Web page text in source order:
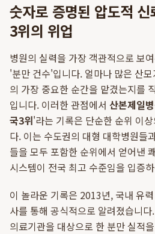
숫자로 증명된 압도적
3위의 위업
병원의 실력을 가장 객관적으로 보
'분만 건수'입니다. 얼마나 많은 산
의 가장 중요한 순간을 맡겼는지를
입니다. 이러한 관점에서 산본제일
국3위'라는 기록은 단순한 순위 이
다. 이는 수도권의 대형 대학병원들
들을 모두 포함한 순위에서 얻어낸
시스템이 전국 최고 수준임을 입증
이 놀라운 기록은 2013년, 국내 유
사를 통해 공식적으로 알려졌습니
의료기관을 대상으로 한 분만 실적